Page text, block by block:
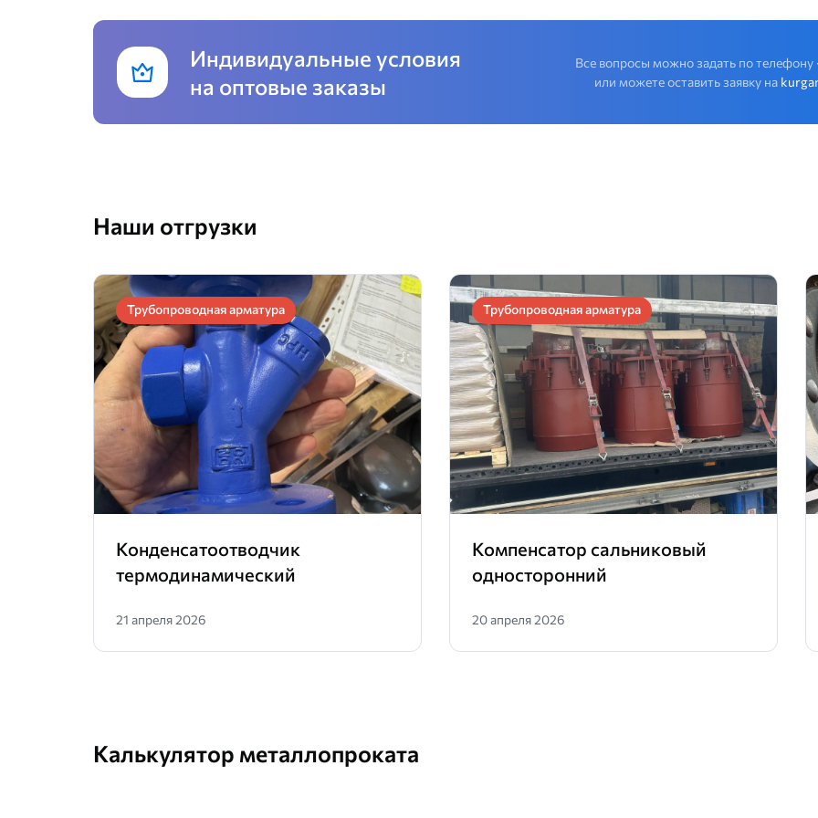
Индивидуальные условия
на оптовые заказы
Все вопросы можно задать по телефону
или можете оставить заявку на
Наши отгрузки
Трубопроводная арматура
Конденсатоотводчик
термодинамический
21 апреля 2026
Трубопроводная арматура
Компенсатор сальниковый
односторонний
20 апреля 2026
Калькулятор металлопроката